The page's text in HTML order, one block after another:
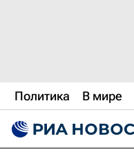
Политика В мире